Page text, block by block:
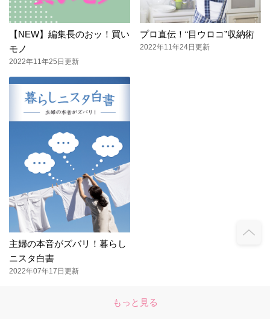
【NEW】編集長のおッ！買い
モノ
2022年11年25日更新
プロ直伝！“目ウロコ”収納術
2022年11年24日更新
主婦の本音がズバリ！暮らし
ニスタ白書
2022年07年17日更新
もっと見る